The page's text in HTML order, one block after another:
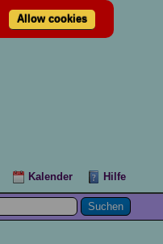
Kalender Hilfe
Allow cookies